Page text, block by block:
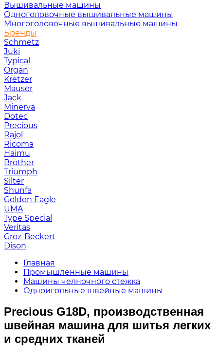
Вышивальные машины
Одноголовочные вышивальные машины
Многоголовочные вышивальные машины
Бренды
Schmetz
Juki
Typical
Organ
Kretzer
Mauser
Jack
Minerva
Dotec
Precious
Rajol
Ricoma
Haimu
Brother
Triumph
Silter
Shunfa
Golden Eagle
UMA
Type Special
Veritas
Groz-Beckert
Dison
Главная
Промышленные машины
Машины челночного стежка
Одноигольные швейные машины
Precious G18D, производственная
швейная машина для шитья легких
и средних тканей